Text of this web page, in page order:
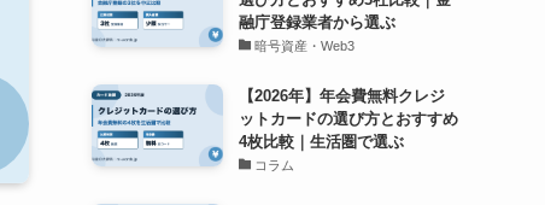
融庁登録業者から選ぶ
暗号資産・Web3
【2026年】年会費無料クレジ
ットカードの選び方とおすすめ
4枚比較｜生活圏で選ぶ
コラム